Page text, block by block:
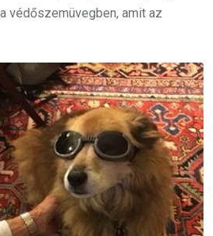
védőszemüvegben, amit az